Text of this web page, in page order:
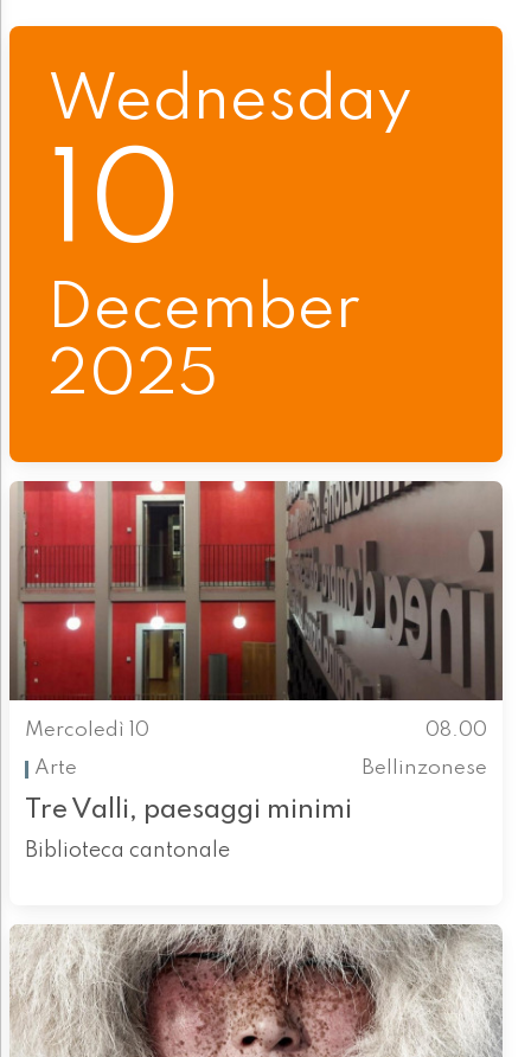
Wednesday
10
December
2025
Mercoledì 10
08.00
Arte
Bellinzonese
Tre Valli, paesaggi minimi
Biblioteca cantonale